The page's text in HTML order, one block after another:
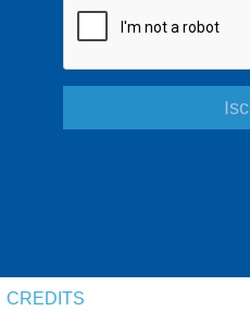
CREDITS